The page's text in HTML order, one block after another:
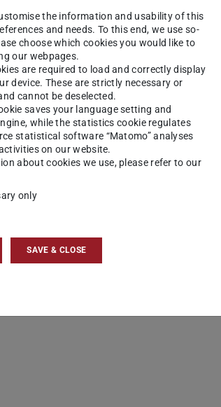
im Rahmen der digitalen
Jahren effizienter,
gelingt, bedarf es
Herausforderungen
Skaleneffekten bei
– insbesondere
– eine
schrittweiser Rollout der
greifbar zu machen.
the information and usability of this
and needs. To this end, we use so-
choose which cookies you would like to
our webpages.
are required to load and correctly display
device. These are strictly necessary or
cannot be deselected.
saves your language setting and
while the statistics cookie regulates
statistical software “Matomo” analyses
on our website.
about cookies we use, please refer to our
only
SAVE & CLOSE